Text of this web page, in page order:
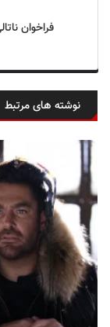
فراخوان
نوشته های مرتبط